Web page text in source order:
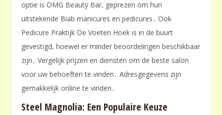
optie is OMG Beauty Bar, geprezen om hun
uitstekende Biab manicures en pedicures․ Ook
Pedicure Praktijk De Voeten Hoek is in de buurt
gevestigd, hoewel er minder beoordelingen beschikbaar
zijn․ Vergelijk prijzen en diensten om de beste salon
voor uw behoeften te vinden․ Adresgegevens zijn
gemakkelijk online te vinden․
Steel Magnolia: Een Populaire Keuze